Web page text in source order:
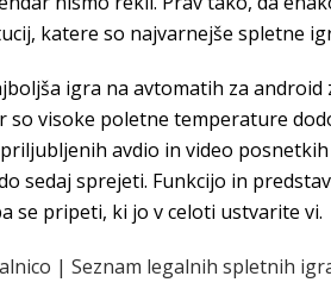
katere so najvarnejše spletne
igra na avtomatih za
so visoke poletne temperature
avdio in video
sedaj sprejeti. Funkcijo in
se pripeti, ki jo v celoti ustvarite vi.
| Seznam legalnih spletnih